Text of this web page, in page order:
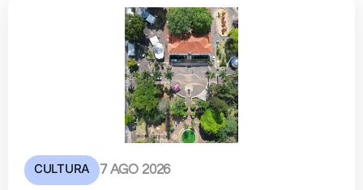
CULTURA 7 AGO 2026